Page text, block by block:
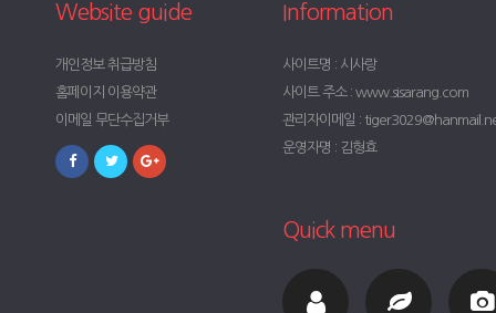
Website guide
개인정보 취급방침
홈페이지 이용약관
이메일 무단수집거부
Information
사이트명 : 시사랑
사이트 주소 : www.sisarang.com
관리자이메일 :
운영자명 : 김형효
Quick menu